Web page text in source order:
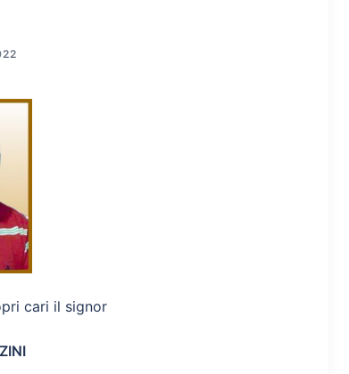
cari il signor